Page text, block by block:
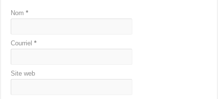
Nom*
Courriel*
Site web